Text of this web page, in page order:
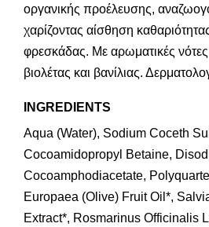
οργανικής προέλευσης,
χαρίζοντας αίσθηση
φρεσκάδας. Με αρωματικές νότες
βιολέτας και βανίλιας.
INGREDIENTS
Aqua (Water), Sodium Coceth
Cocoamidopropyl Betaine,
Cocoamphodiacetate,
Europaea (Olive) Fruit Oil*,
Extract*, Rosmarinus Officinalis